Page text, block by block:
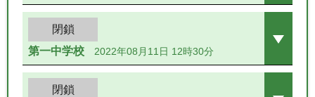
閉鎖
第一中学校
2022年08月11日 12時30分
閉鎖